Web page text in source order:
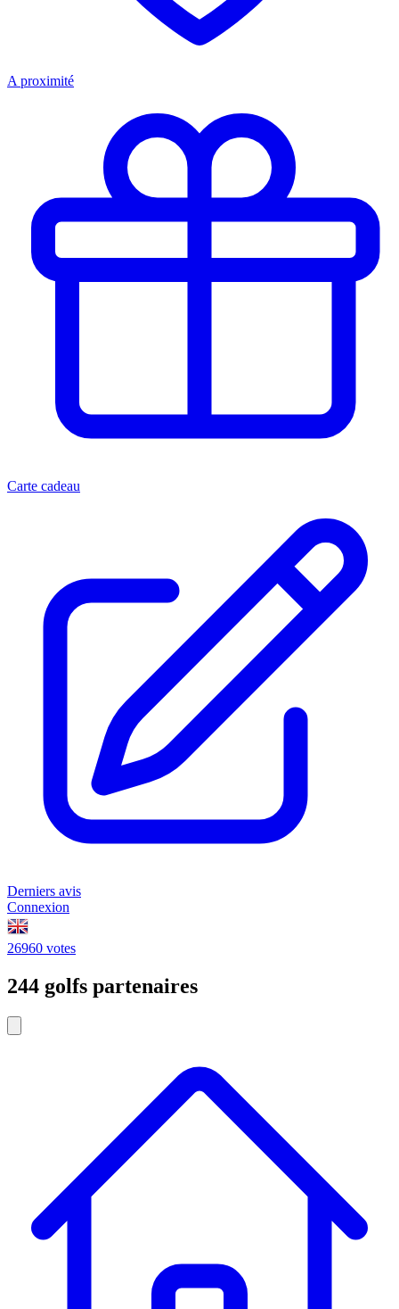
A proximité
Carte cadeau
Derniers avis
Connexion
26960 votes
244 golfs partenaires